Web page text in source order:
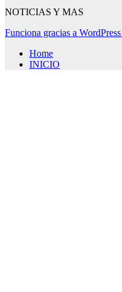
NOTICIAS Y MAS
Funciona gracias a WordPress
Home
INICIO